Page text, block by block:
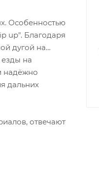
Особенностью
up". Благодаря
дугой на
езды на
надёжно
дальних
отвечают